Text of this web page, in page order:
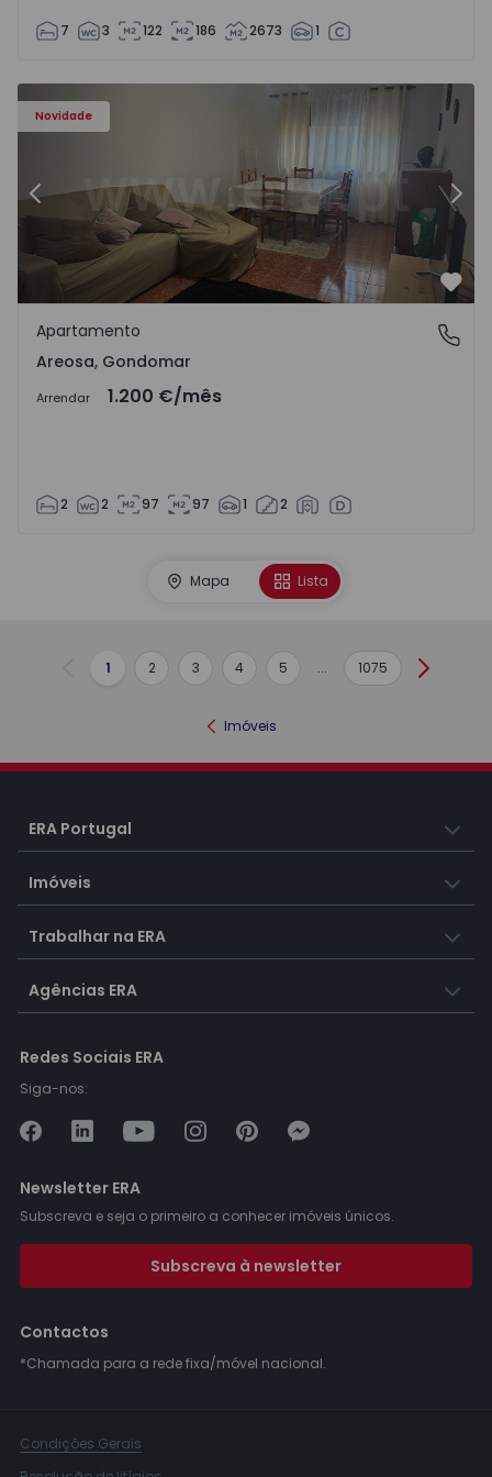
7 3 122 186 2673 1
Novidade
Apartamento T2 Gondomar, Areosa - 1574869 - 1
Anterior
Areosa, Gondomar
Apartamento
Areosa, Gondomar
Arrendar 1.200 €/mês
2 2 97 97 1 2
Mapa Lista
Anterior
1 2 3 4 5 ... 1075
Imóveis
ERA Portugal
Imóveis
Trabalhar na ERA
Agências ERA
Redes Sociais ERA
Siga-nos:
Newsletter ERA
Subscreva e seja o primeiro a conhecer imóveis únicos.
Subscreva à newsletter
Contactos
*Chamada para a rede fixa/móvel nacional.
Condições Gerais